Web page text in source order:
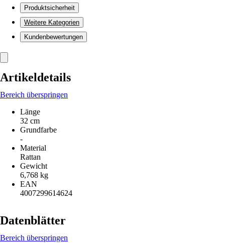
Produktsicherheit
Weitere Kategorien
Kundenbewertungen
Artikeldetails
Bereich überspringen
Länge
32 cm
Grundfarbe
-
Material
Rattan
Gewicht
6,768 kg
EAN
4007299614624
Datenblätter
Bereich überspringen